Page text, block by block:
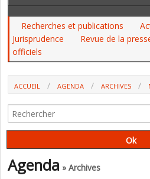
Recherches et publications
Jurisprudence
Revue de la
officiels
ACCUEIL AGENDA ARCHIVES
Agenda » Archives